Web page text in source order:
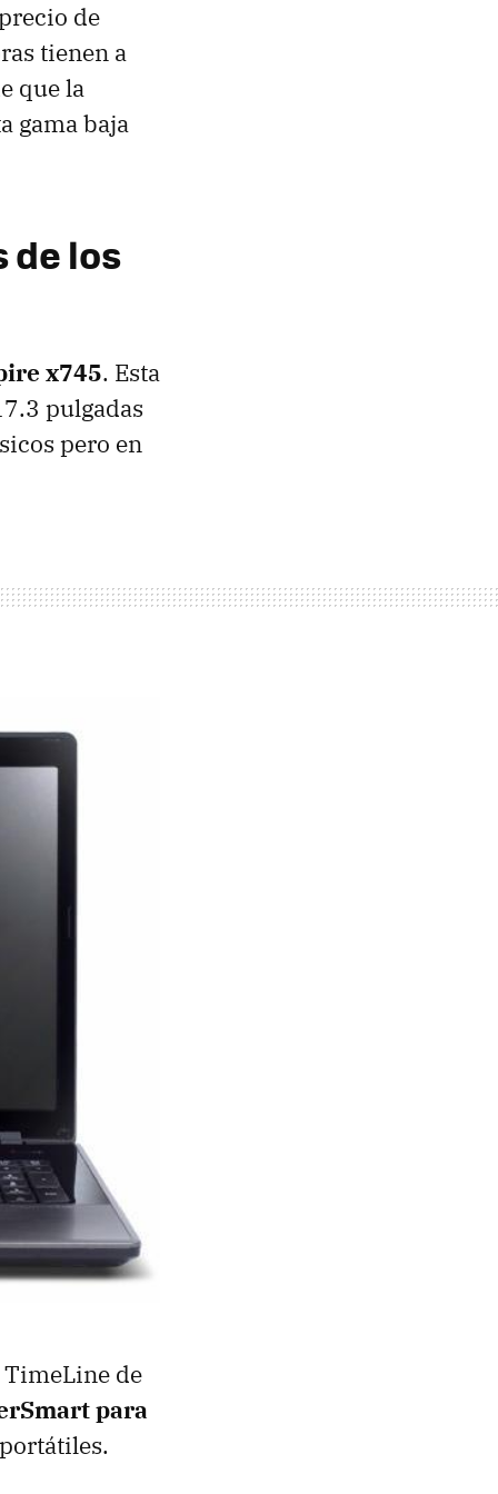
de
tienen a
que la
gama baja
de los
x745. Esta
pulgadas
pero en
TimeLine de
para